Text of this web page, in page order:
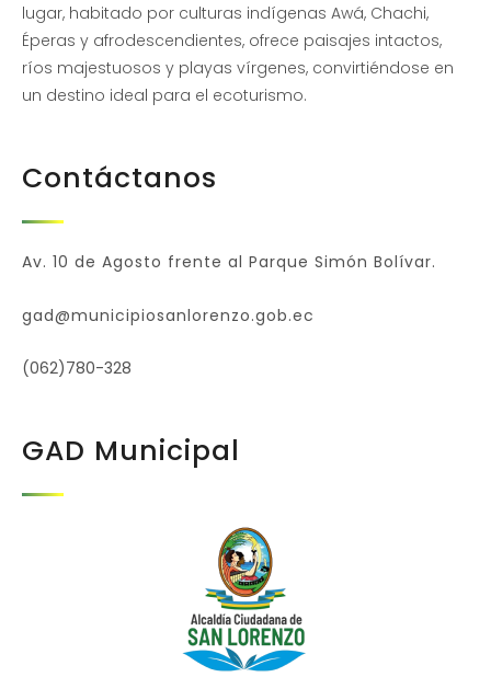
lugar, habitado por culturas indígenas Awá, Chachi,
Éperas y afrodescendientes, ofrece paisajes intactos,
ríos majestuosos y playas vírgenes, convirtiéndose en
un destino ideal para el ecoturismo.
Contáctanos
Av. 10 de Agosto frente al Parque Simón Bolívar.
gad@municipiosanlorenzo.gob.ec
(062)780-328
GAD Municipal